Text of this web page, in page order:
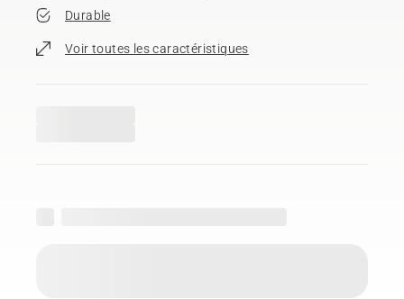
Durable
Voir toutes les caractéristiques